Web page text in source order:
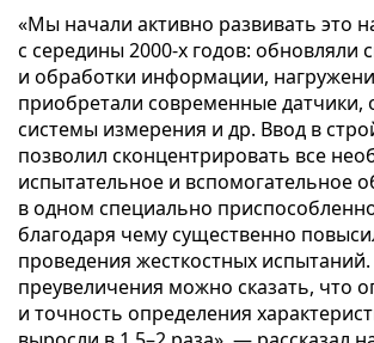
«Мы начали активно развивать это
с середины 2000-х годов: обновляли
и обработки информации,
приобретали современные датчики,
системы измерения и др. Ввод в
позволил сконцентрировать все
испытательное и вспомогательное
в одном специально
благодаря чему существенно
проведения жесткостных испытаний.
преувеличения можно сказать, что
и точность определения